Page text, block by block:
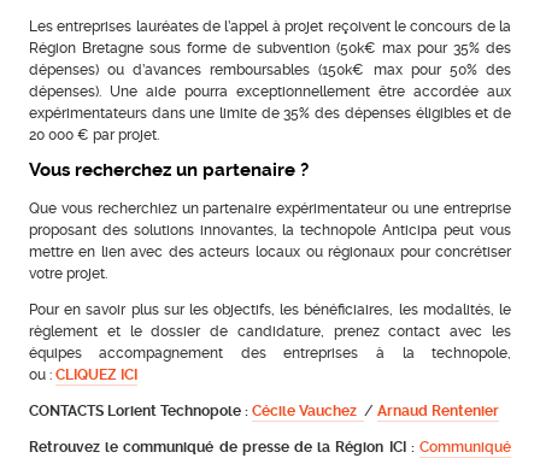
Les entreprises lauréates de l’appel à projet reçoivent le concours de la
Région Bretagne sous forme de subvention (50k€ max pour 35% des
dépenses) ou d’avances remboursables (150k€ max pour 50% des
dépenses). Une aide pourra exceptionnellement être accordée aux
expérimentateurs dans une limite de 35% des dépenses éligibles et de
20 000 € par projet.
Vous recherchez un partenaire ?
Que vous recherchiez un partenaire expérimentateur ou une entreprise
proposant des solutions innovantes, la technopole Anticipa peut vous
mettre en lien avec des acteurs locaux ou régionaux pour concrétiser
votre projet.
Pour en savoir plus sur les objectifs, les bénéficiaires, les modalités, le
règlement et le dossier de candidature, prenez contact avec les
équipes accompagnement des entreprises à la technopole,
ou : CLIQUEZ ICI
CONTACTS Lorient Technopole : Cécile Vauchez / Arnaud Rentenier
Retrouvez le communiqué de presse de la Région ICI : Communiqué